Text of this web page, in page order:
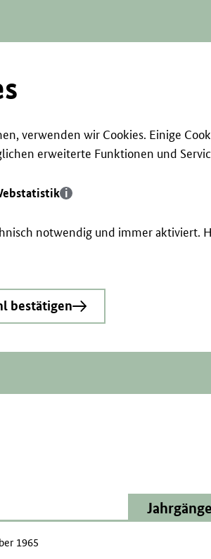
verwenden wir Cookies. Einige
erweiterte Funktionen und
notwendig und immer aktiviert.
bestätigen
Jahrgänge
1965